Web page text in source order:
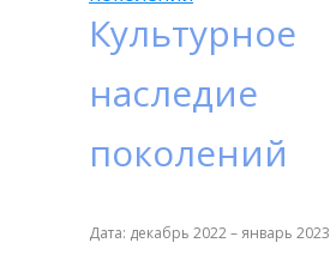
Культурное
наследие
поколений
Дата: декабрь 2022 – январь 2023